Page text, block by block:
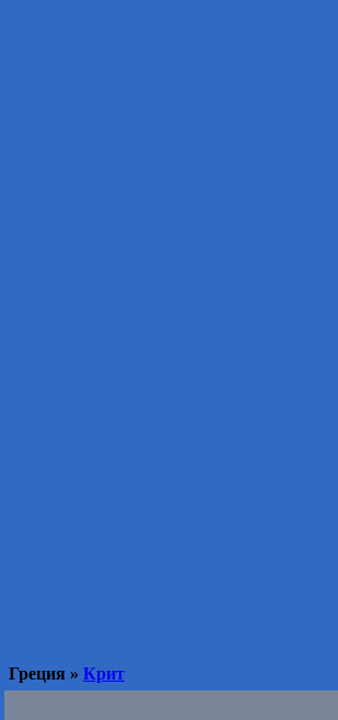
Греция » Крит